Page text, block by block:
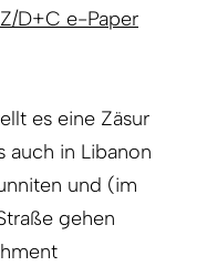
D+C e-Paper
es eine Zäsur
auch in Libanon
und (im
gehen